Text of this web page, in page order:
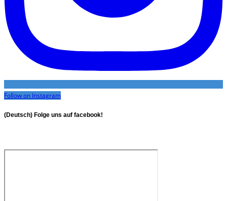
Follow on Instagram
(Deutsch) Folge uns auf facebook!